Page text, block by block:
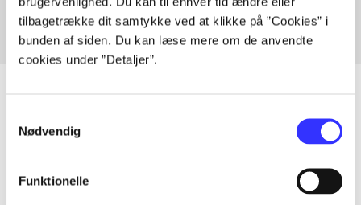
tilbagetrække dit samtykke ved at klikke på ”Cookies” i
bunden af siden. Du kan læse mere om de anvendte
cookies under ”Detaljer”.
Nødvendig
Funktionelle
Artikler